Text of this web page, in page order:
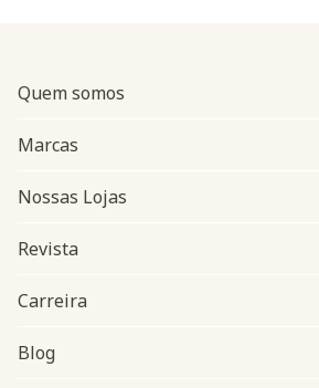
Navegação do rodapé
Quem somos
Marcas
Nossas Lojas
Revista
Carreira
Blog